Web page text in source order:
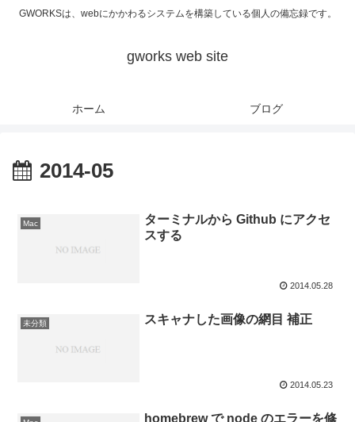
GWORKSは、webにかかわるシステムを構築している個人の備忘録です。
gworks web site
ホーム ブログ
2014-05
Mac
ターミナルから Github にアクセ
スする
2014.05.28
未分類 スキャナした画像の網目 補正
2014.05.23
homebrew で node のエラーを修